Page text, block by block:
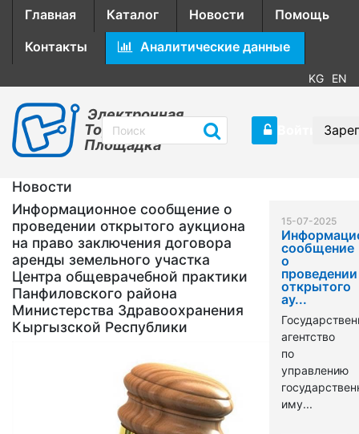
Главная Каталог Новости
Помощь
Контакты
Аналитические данные
KG EN
Электронная
Торговая
Площадка
Новости
Информационное сообщение о
проведении открытого аукциона
на право заключения договора
аренды земельного участка
Центра общеврачебной практики
Панфиловского района
Министерства Здравоохранения
Кыргызской Республики
15-07-2025
сообщение
о
проведении
открытого
ау...
агентство
по
управлению
иму...